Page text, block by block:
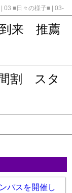
03 ■日々の様子■
03-
到来 推薦
割 スタ
パスを開催し